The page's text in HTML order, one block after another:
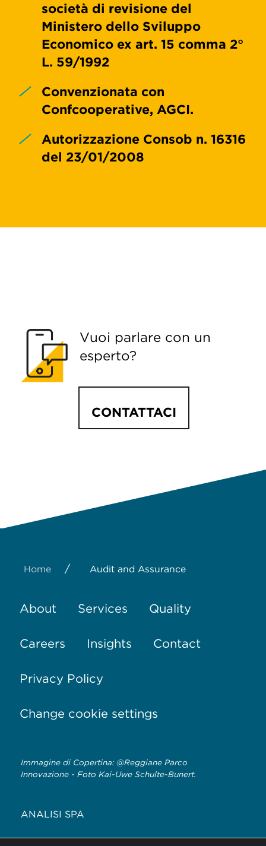
società di revisione del
Ministero dello Sviluppo
Economico ex art. 15 comma 2°
L. 59/1992
Convenzionata con
Confcooperative, AGCI.
Autorizzazione Consob n. 16316
del 23/01/2008
Vuoi parlare con un
esperto?
CONTATTACI
Home / Audit and Assurance
About Services Quality
Careers Insights Contact
Privacy Policy
Change cookie settings
Immagine di Copertina: @Reggiane Parco
Innovazione - Foto Kai-Uwe Schulte-Bunert.
ANALISI SPA